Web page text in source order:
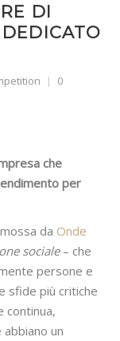
DI
0
che
per
da Onde
sociale– che
persone e
sfide più critiche
continua,
un